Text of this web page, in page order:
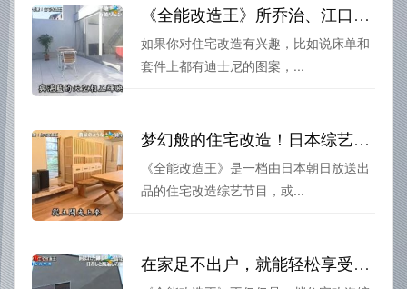
《全能改造王》所乔治、江口智美携手打造全日本最华丽的住宅改造：迪士尼夫妻篇。
如果你对住宅改造有兴趣，比如说床单和
套件上都有迪士尼的图案，...
梦幻般的住宅改造！日本综艺《全能改造王》日本全集，重塑美好家园
《全能改造王》是一档由日本朝日放送出
品的住宅改造综艺节目，或...
在家足不出户，就能轻松享受住宅大改造，看《全能改造王》就对了